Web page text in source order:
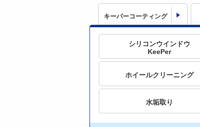
キーパーコーティング
シリコンウインドウ
KeePer
ホイールクリーニング
水垢取り